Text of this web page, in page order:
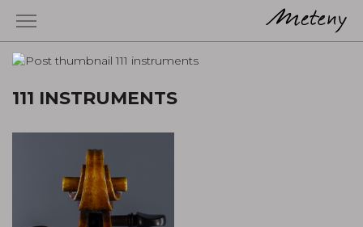
111 INSTRUMENTS